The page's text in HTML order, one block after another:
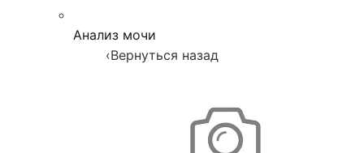
Анализ мочи
‹Вернуться назад